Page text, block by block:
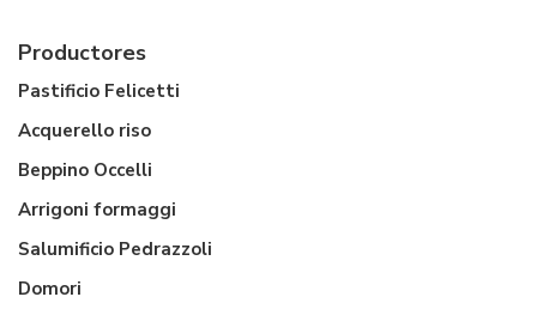
Productores
Pastificio Felicetti
Acquerello riso
Beppino Occelli
Arrigoni formaggi
Salumificio Pedrazzoli
Domori